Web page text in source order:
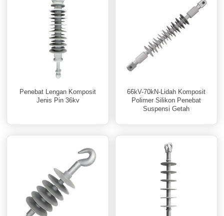
Penebat Lengan Komposit
Jenis Pin 36kv
66kV-70kN-Lidah Komposit
Polimer Silikon Penebat
Suspensi Getah